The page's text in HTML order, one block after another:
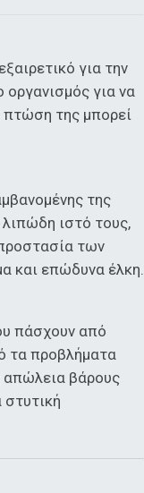
για την
οργανισμός για να
πτώση της μπορεί
της
ιστό τους,
των
και επώδυνα έλκη.
πάσχουν από
τα προβλήματα
απώλεια βάρους